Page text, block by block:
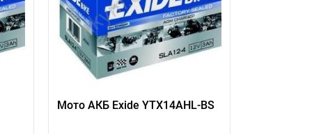
Мото АКБ Exide YTX14AHL-BS